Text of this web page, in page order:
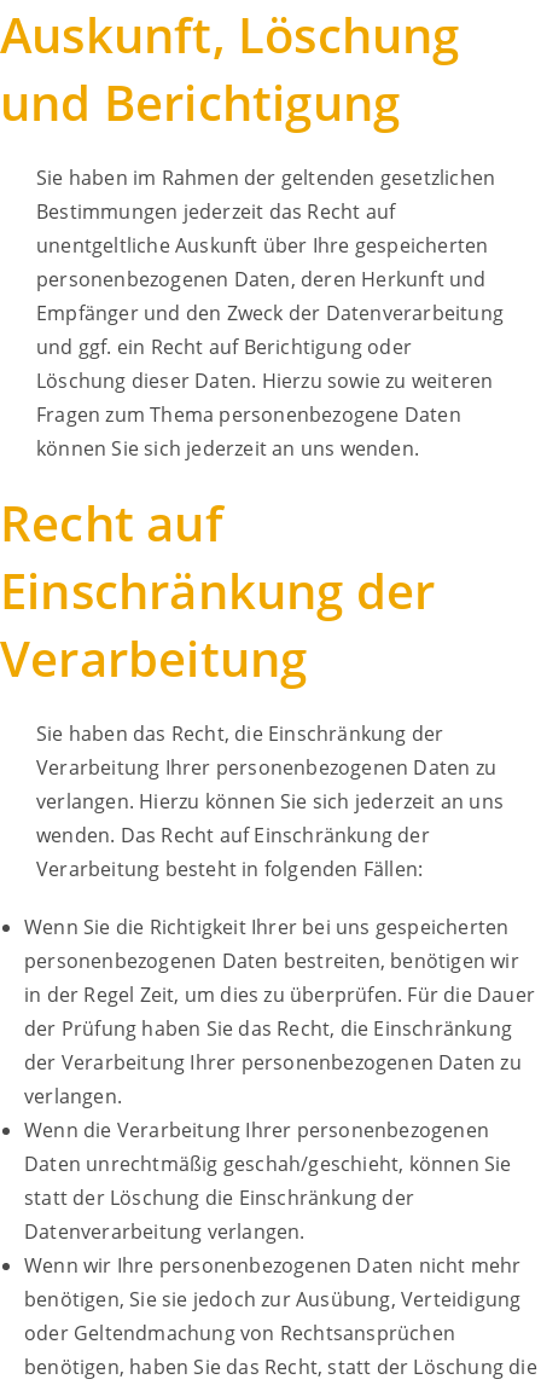
Auskunft, Löschung
und Berichtigung
Sie haben im Rahmen der geltenden gesetzlichen
Bestimmungen jederzeit das Recht auf
unentgeltliche Auskunft über Ihre gespeicherten
personenbezogenen Daten, deren Herkunft und
Empfänger und den Zweck der Datenverarbeitung
und ggf. ein Recht auf Berichtigung oder
Löschung dieser Daten. Hierzu sowie zu weiteren
Fragen zum Thema personenbezogene Daten
können Sie sich jederzeit an uns wenden.
Recht auf
Einschränkung der
Verarbeitung
Sie haben das Recht, die Einschränkung der
Verarbeitung Ihrer personenbezogenen Daten zu
verlangen. Hierzu können Sie sich jederzeit an uns
wenden. Das Recht auf Einschränkung der
Verarbeitung besteht in folgenden Fällen:
Wenn Sie die Richtigkeit Ihrer bei uns gespeicherten
personenbezogenen Daten bestreiten, benötigen wir
in der Regel Zeit, um dies zu überprüfen. Für die Dauer
der Prüfung haben Sie das Recht, die Einschränkung
der Verarbeitung Ihrer personenbezogenen Daten zu
verlangen.
Wenn die Verarbeitung Ihrer personenbezogenen
Daten unrechtmäßig geschah/geschieht, können Sie
statt der Löschung die Einschränkung der
Datenverarbeitung verlangen.
Wenn wir Ihre personenbezogenen Daten nicht mehr
benötigen, Sie sie jedoch zur Ausübung, Verteidigung
oder Geltendmachung von Rechtsansprüchen
benötigen, haben Sie das Recht, statt der Löschung die